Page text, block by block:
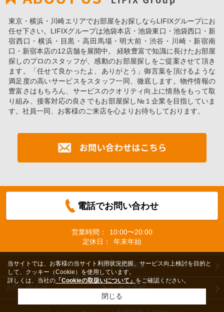
東京・横浜・川崎エリアでお部屋をお探しならLIFIXグループにお
任せ下さい。LIFIXグループは池袋本店・池袋東口・池袋西口・新
宿西口・横浜・目黒・高田馬場・明大前・渋谷・川崎・新宿南
口・新宿本店の12店舗を展開中。 経験豊富で知識に長けたお部屋
探しのプロのスタッフが、感動のお部屋探しをご提案させて頂き
ます。「任せて良かったよ、ありがとう」御言葉を頂けるような
満足度の高いサービスをスタッフ一同、徹底します。物件情報の
豊富さはもちろん、サービスのクオリティ向上に情熱をもって取
り組み、接客対応の良さでもお部屋探し№１企業を目指していま
す。社員一同、お客様のご来店を心よりお待ちしております。
電話でお問い合わせ
営業時間：
10:00〜20:00
定休日：
年末年始
ホーム 会社概要
お問い合わせ 来店予約
当サイトでは、お客様の当サイト利用状況把握、サービス向上検討を目的と
して、クッキー（Cookie）を使用しています。
詳しくは、当社の 「Cookieの取扱いについて」 をご確認ください。
閉じる